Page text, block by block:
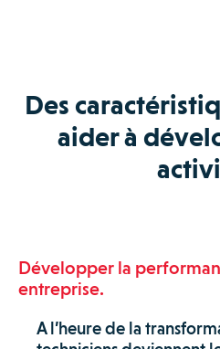
Des
aider à
Développer la
entreprise.
A l’heure de la